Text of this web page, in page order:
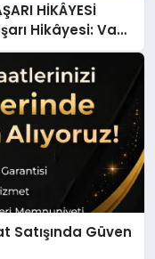
HİKÂYESİ
Hikâyesi: Van
Satışında Güven